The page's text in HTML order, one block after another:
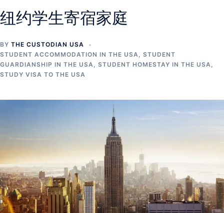
纽约学生寄宿家庭
BY THE CUSTODIAN USA
STUDENT ACCOMMODATION IN THE USA, STUDENT
GUARDIANSHIP IN THE USA, STUDENT HOMESTAY IN THE USA,
STUDY VISA TO THE USA